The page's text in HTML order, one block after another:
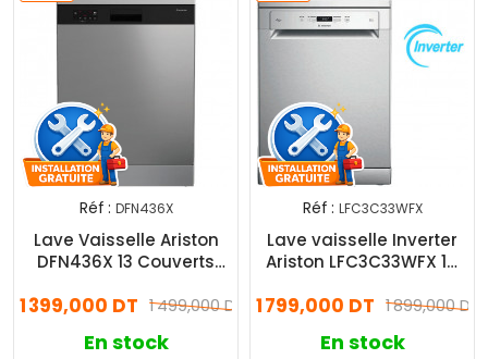
Réf : DFN436X
Lave Vaisselle Ariston
DFN436X 13 Couverts
1 499,000 DT
1 399,000 DT
En stock
Réf : LFC3C33WFX
Lave vaisselle Inverter
Ariston LFC3C33WFX 14
1 899,000 DT
1 799,000 DT
En stock